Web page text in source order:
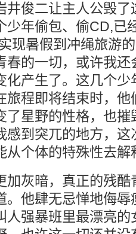
井俊二让主人公毁
少年偷包、偷CD,已
现暑假到冲绳旅游
春的一切，或许我
化产生了。这几个
旅程即将结束时，
了星野的性格，也
感到突兀的地方，
从个体的特殊性去解
加灰暗，真正的残
。他肆无忌惮地侮
人强暴班里最漂亮